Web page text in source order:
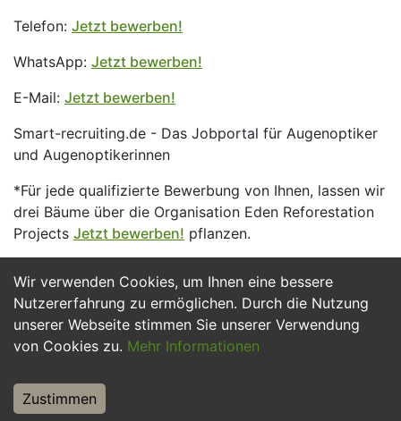
Wir verwenden Cookies, um Ihnen eine bessere
Nutzererfahrung zu ermöglichen. Durch die Nutzung
unserer Webseite stimmen Sie unserer Verwendung
von Cookies zu. Mehr Informationen
Zustimmen
Telefon: Jetzt bewerben!
WhatsApp: Jetzt bewerben!
E-Mail: Jetzt bewerben!
Smart-recruiting.de - Das Jobportal für Augenoptiker
und Augenoptikerinnen
*Für jede qualifizierte Bewerbung von Ihnen, lassen wir
drei Bäume über die Organisation Eden Reforestation
Projects Jetzt bewerben! pflanzen.
Jetzt Bewerben